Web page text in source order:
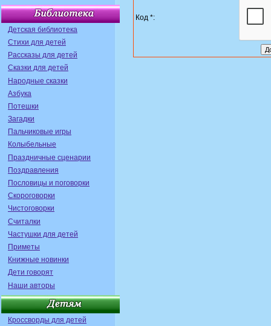
Детская библиотека
Стихи для детей
Рассказы для детей
Сказки для детей
Народные сказки
Азбука
Потешки
Загадки
Пальчиковые игры
Колыбельные
Праздничные сценарии
Поздравления
Пословицы и поговорки
Скороговорки
Чистоговорки
Считалки
Частушки для детей
Приметы
Книжные новинки
Дети говорят
Наши авторы
Кроссворды для детей
Код *: